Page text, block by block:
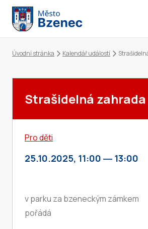
Drobečková navigace
Úvodní stránka Kalendář událostí
Strašidelná zahrada
Pro děti
25.10.2025, 11:00 ― 13:00
v parku za bzeneckým zámkem
pořádá